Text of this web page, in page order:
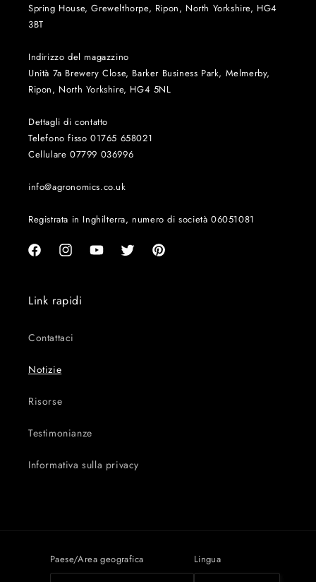
Spring House, Grewelthorpe, Ripon, North Yorkshire, HG4
3BT
Indirizzo del magazzino
Unità 7a Brewery Close, Barker Business Park, Melmerby,
Ripon, North Yorkshire, HG4 5NL
Dettagli di contatto
Telefono fisso 01765 658021
Cellulare 07799 036996
info@agronomics.co.uk
Registrata in Inghilterra, numero di società 06051081
FacebookInstagramYouTubeTwitter Pinterest
Link rapidi
Contattaci
Notizie
Risorse
Testimonianze
Informativa sulla privacy
Paese/Area geografica Lingua